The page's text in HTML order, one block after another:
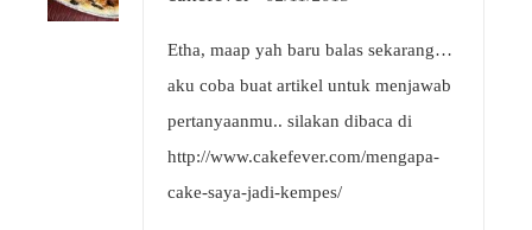
Etha, maap yah baru balas sekarang…
aku coba buat artikel untuk menjawab
pertanyaanmu.. silakan dibaca di
http://www.cakefever.com/mengapa-
cake-saya-jadi-kempes/